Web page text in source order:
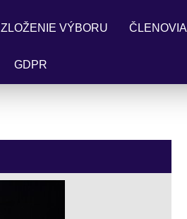
ZLOŽENIE VÝBORU ČLENOVIA
GDPR